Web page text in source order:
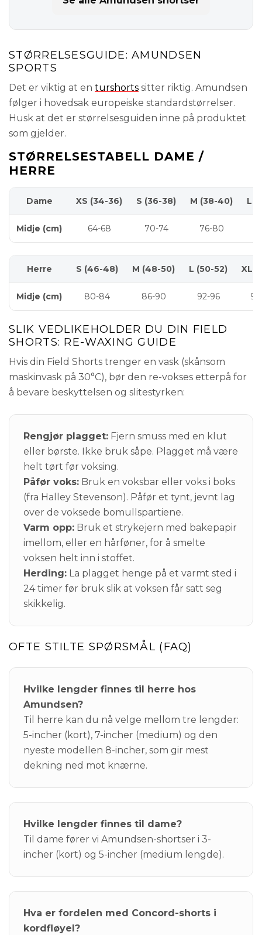
STØRRELSESGUIDE: AMUNDSEN
SPORTS
Det er viktig at en turshorts sitter riktig. Amundsen
følger i hovedsak europeiske standardstørrelser.
Husk at det er størrelsesguiden inne på produktet
som gjelder.
STØRRELSESTABELL DAME /
HERRE
Dame XS (34-36) S (36-38) M (38-40) L
Midje (cm) 64-68 70-74 76-80
Herre S (46-48) M (48-50) L (50-52) XL
Midje (cm) 80-84 86-90 92-96
SLIK VEDLIKEHOLDER DU DIN FIELD
SHORTS: RE-WAXING GUIDE
Hvis din Field Shorts trenger en vask (skånsom
maskinvask på 30°C), bør den re-vokses etterpå for
å bevare beskyttelsen og slitestyrken:
Rengjør plagget: Fjern smuss med en klut
eller børste. Ikke bruk såpe. Plagget må være
helt tørt før voksing.
Påfør voks: Bruk en voksbar eller voks i boks
(fra Halley Stevenson). Påfør et tynt, jevnt lag
over de voksede bomullspartiene.
Varm opp: Bruk et strykejern med bakepapir
imellom, eller en hårføner, for å smelte
voksen helt inn i stoffet.
Herding: La plagget henge på et varmt sted i
24 timer før bruk slik at voksen får satt seg
skikkelig.
OFTE STILTE SPØRSMÅL (FAQ)
Hvilke lengder finnes til herre hos
Amundsen?
Til herre kan du nå velge mellom tre lengder:
5-incher (kort), 7-incher (medium) og den
nyeste modellen 8-incher, som gir mest
dekning ned mot knærne.
Hvilke lengder finnes til dame?
Til dame fører vi Amundsen-shortser i 3-
incher (kort) og 5-incher (medium lengde).
Hva er fordelen med Concord-shorts i
kordfløyel?